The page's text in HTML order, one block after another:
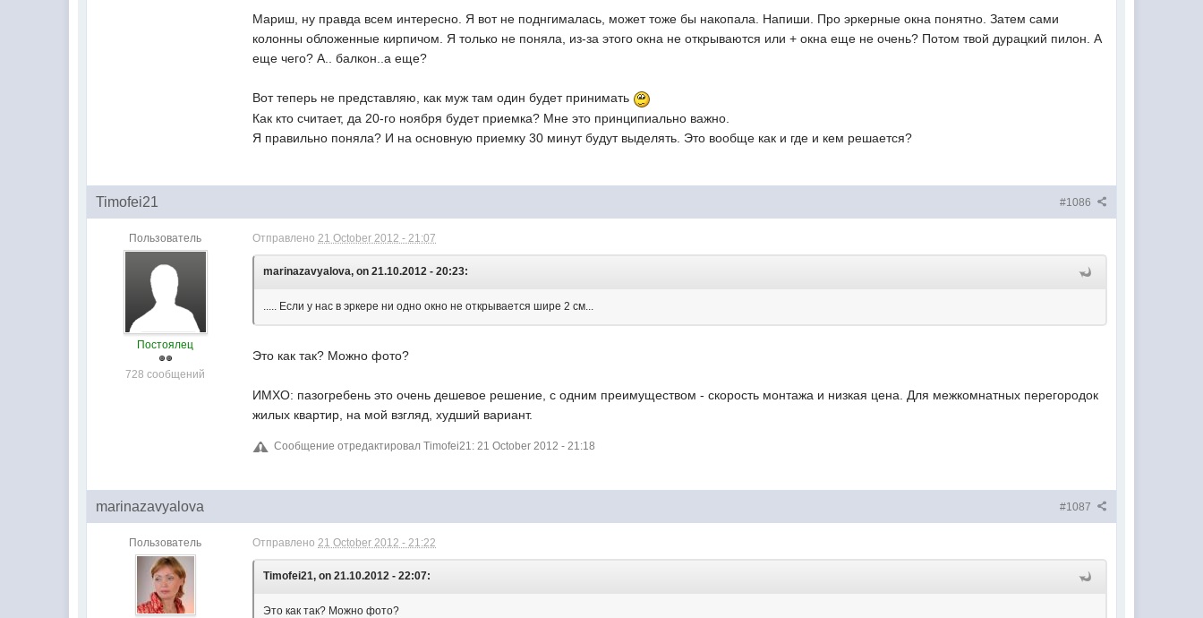
Мариш, ну правда всем интересно. Я вот не поднгималась, может тоже бы накопала. Напиши. Про эркерные окна понятно. Затем сами
колонны обложенные кирпичом. Я только не поняла, из-за этого окна не открываются или + окна еще не очень? Потом твой дурацкий пилон. А
еще чего? А.. балкон..а еще?
Вот теперь не представляю, как муж там один будет принимать
Как кто считает, да 20-го ноября будет приемка? Мне это принципиально важно.
Я правильно поняла? И на основную приемку 30 минут будут выделять. Это вообще как и где и кем решается?
#1086
Timofei21
Пользователь
Постоялец
728 сообщений
Отправлено 21 October 2012 - 21:07
marinazavyalova, on 21.10.2012 - 20:23:
..... Если у нас в эркере ни одно окно не открывается шире 2 см...
Это как так? Можно фото?
ИМХО: пазогребень это очень дешевое решение, с одним преимуществом - скорость монтажа и низкая цена. Для межкомнатных перегородок
жилых квартир, на мой взгляд, худший вариант.
Сообщение отредактировал Timofei21: 21 October 2012 - 21:18
#1087
marinazavyalova
Пользователь Отправлено 21 October 2012 - 21:22
Timofei21, on 21.10.2012 - 22:07:
Это как так? Можно фото?